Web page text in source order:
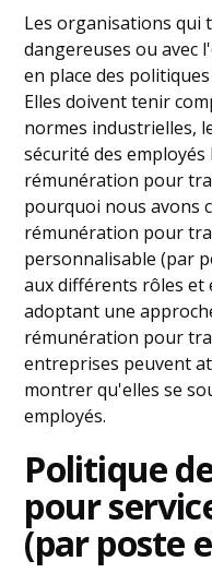
Les organisations qui
dangereuses ou avec
en place des
Elles doivent tenir
normes industrielles,
sécurité des
rémunération pour
pourquoi nous avons
rémunération pour
personnalisable (par
aux différents rôles et
adoptant une
rémunération pour
entreprises peuvent
montrer qu'elles se
employés.
Politique
pour
(par poste